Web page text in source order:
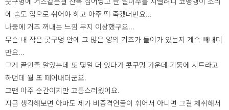
에 숨도 입으로 쉬어야 하고 아주 딱 죽겠더만요...
나중에 거즈 꺼내는 느낌 무지 이상했구요...
무슨 내 작은 콧구멍 안에 그 많은 양의 거즈가 들어가 있는지 계속 빼내더
만요...
그게 끝인줄 알았는데 또 몇일 더 있다가 콧구멍 가운데 기둥에 시트라고
하던데 뭘 또 떼어내더군요.
그땐 아주 순간이지만 고통스러웠어요.
지금 생각해보면 아마도 제가 비중격연골이 휘어서 아니면 그걸 체취해서